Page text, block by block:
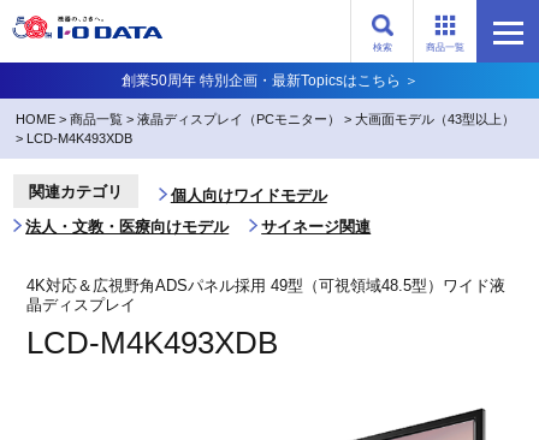
検索 商品一覧
創業50周年 特別企画・最新Topicsはこちら ＞
HOME >商品一覧 >液晶ディスプレイ（PCモニター） >大画面モデル（43型以上）
> LCD-M4K493XDB
関連カテゴリ
個人向けワイドモデル
法人・文教・医療向けモデル
サイネージ関連
4K対応＆広視野角ADSパネル採用 49型（可視領域48.5型）ワイド液
晶ディスプレイ
LCD-M4K493XDB